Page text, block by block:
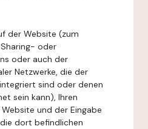
der Website (zum
oder
oder auch der
Netzwerke, die der
sind oder denen
sein kann), Ihren
und der Eingabe
dort befindlichen